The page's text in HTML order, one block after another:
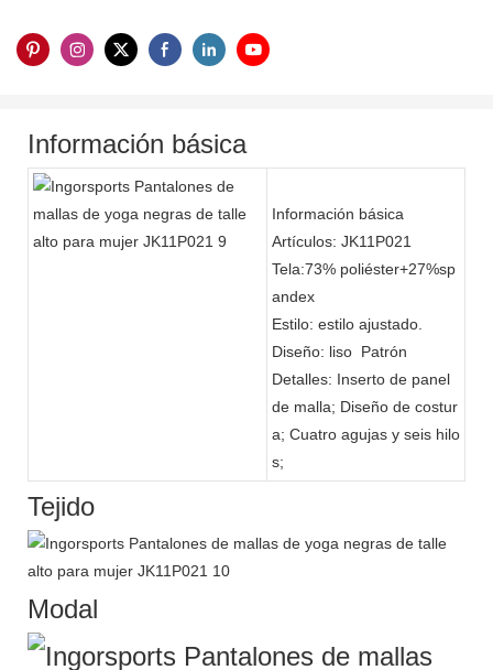
Información básica
Información básica
Artículos: JK11P021
Tela:73% poliéster+27%sp
andex
Estilo: estilo ajustado.
Diseño: liso Patrón
Detalles: Inserto de panel
de malla; Diseño de costur
a; Cuatro agujas y seis hilo
s;
Tejido
Modal